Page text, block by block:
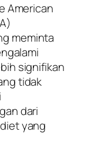
American
meminta
signifikan
tidak
dari
yang